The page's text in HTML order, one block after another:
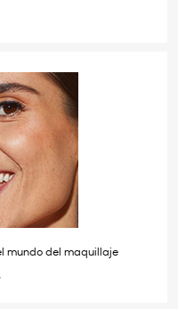
mundo del maquillaje